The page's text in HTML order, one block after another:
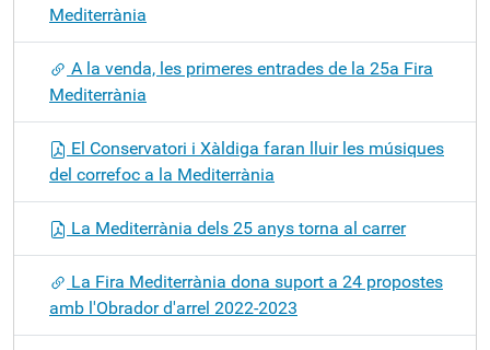
Mediterrània
A la venda, les primeres entrades de la 25a Fira
Mediterrània
El Conservatori i Xàldiga faran lluir les músiques
del correfoc a la Mediterrània
La Mediterrània dels 25 anys torna al carrer
La Fira Mediterrània dona suport a 24 propostes
amb l'Obrador d'arrel 2022-2023